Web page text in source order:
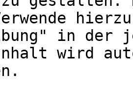
in der
wird